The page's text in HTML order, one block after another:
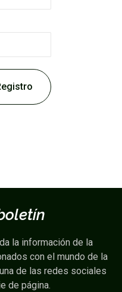
la información de la
con el mundo de la
de las redes sociales
de página.